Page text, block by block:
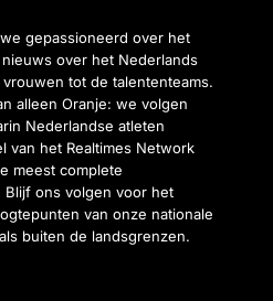
gepassioneerd over het
over het Nederlands
tot de talententeams.
alleen Oranje: we volgen
Nederlandse atleten
van het Realtimes Network
meest complete
ons volgen voor het
van onze nationale
buiten de landsgrenzen.